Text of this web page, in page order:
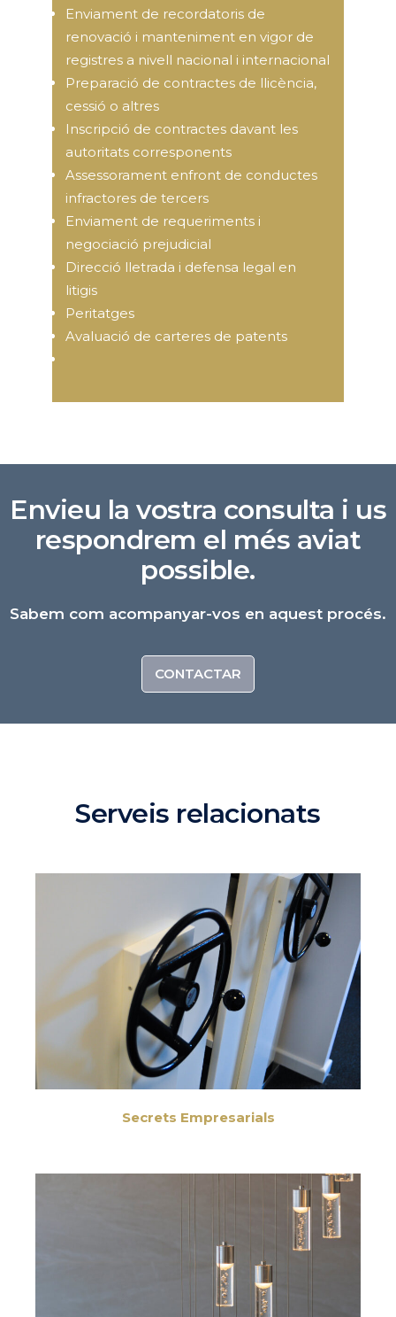
Enviament de recordatoris de
renovació i manteniment en vigor de
registres a nivell nacional i internacional
Preparació de contractes de llicència,
cessió o altres
Inscripció de contractes davant les
autoritats corresponents
Assessorament enfront de conductes
infractores de tercers
Enviament de requeriments i
negociació prejudicial
Direcció lletrada i defensa legal en
litigis
Peritatges
Avaluació de carteres de patents
Envieu la vostra consulta i us
respondrem el més aviat
possible.
Sabem com acompanyar-vos en aquest procés.
CONTACTAR
Serveis relacionats
Secrets Empresarials